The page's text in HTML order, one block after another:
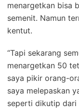
menargetkan bisa
semenit. Namun
kentut.
“Tapi sekarang
menargetkan 50
saya pikir orang-
saya melepaskan
seperti dikutip dari